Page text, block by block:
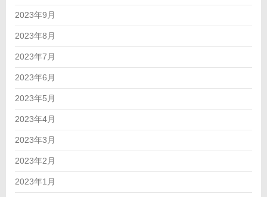
2023年9月
2023年8月
2023年7月
2023年6月
2023年5月
2023年4月
2023年3月
2023年2月
2023年1月